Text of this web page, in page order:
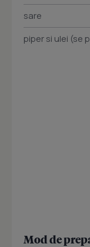
sare
piper si ulei (se
Mod de